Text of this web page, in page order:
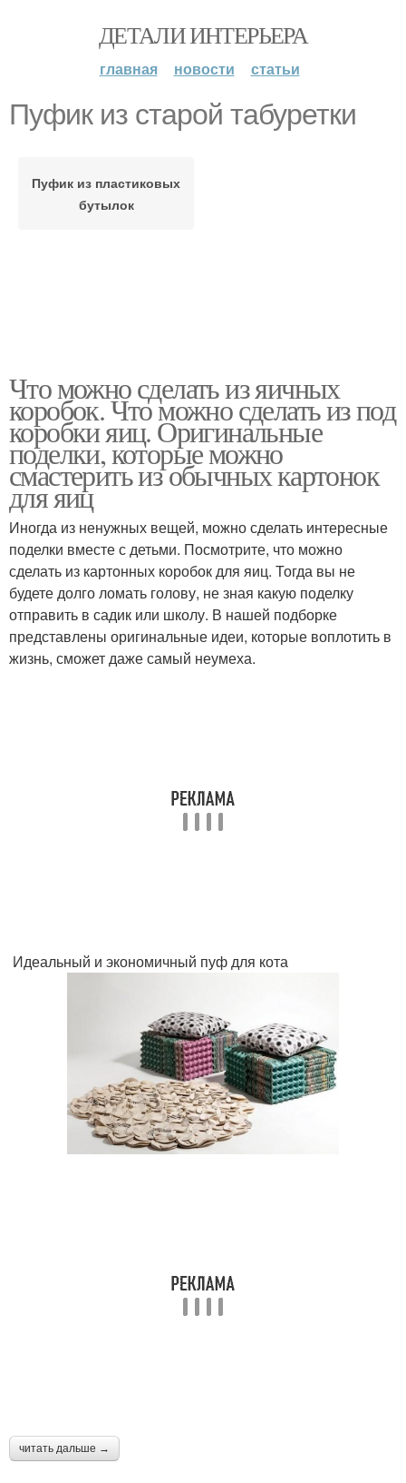
ДЕТАЛИ ИНТЕРЬЕРА
главная новости статьи
Пуфик из старой табуретки
Пуфик из пластиковых
бутылок
Что можно сделать из яичных
коробок. Что можно сделать из под
коробки яиц. Оригинальные
поделки, которые можно
смастерить из обычных картонок
для яиц
Иногда из ненужных вещей, можно сделать интересные
поделки вместе с детьми. Посмотрите, что можно
сделать из картонных коробок для яиц. Тогда вы не
будете долго ломать голову, не зная какую поделку
отправить в садик или школу. В нашей подборке
представлены оригинальные идеи, которые воплотить в
жизнь, сможет даже самый неумеха.
Идеальный и экономичный пуф для кота
читать дальше →